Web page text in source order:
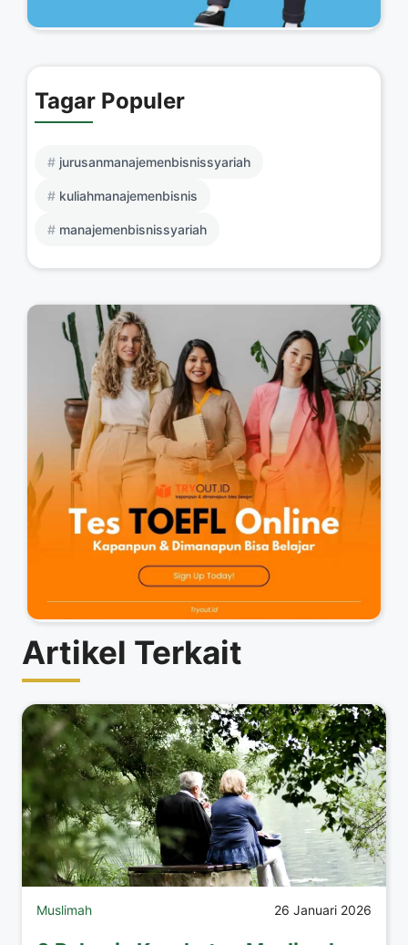
Tagar Populer
jurusanmanajemenbisnissyariah
kuliahmanajemenbisnis
manajemenbisnissyariah
Artikel Terkait
Muslimah 26 Januari 2026